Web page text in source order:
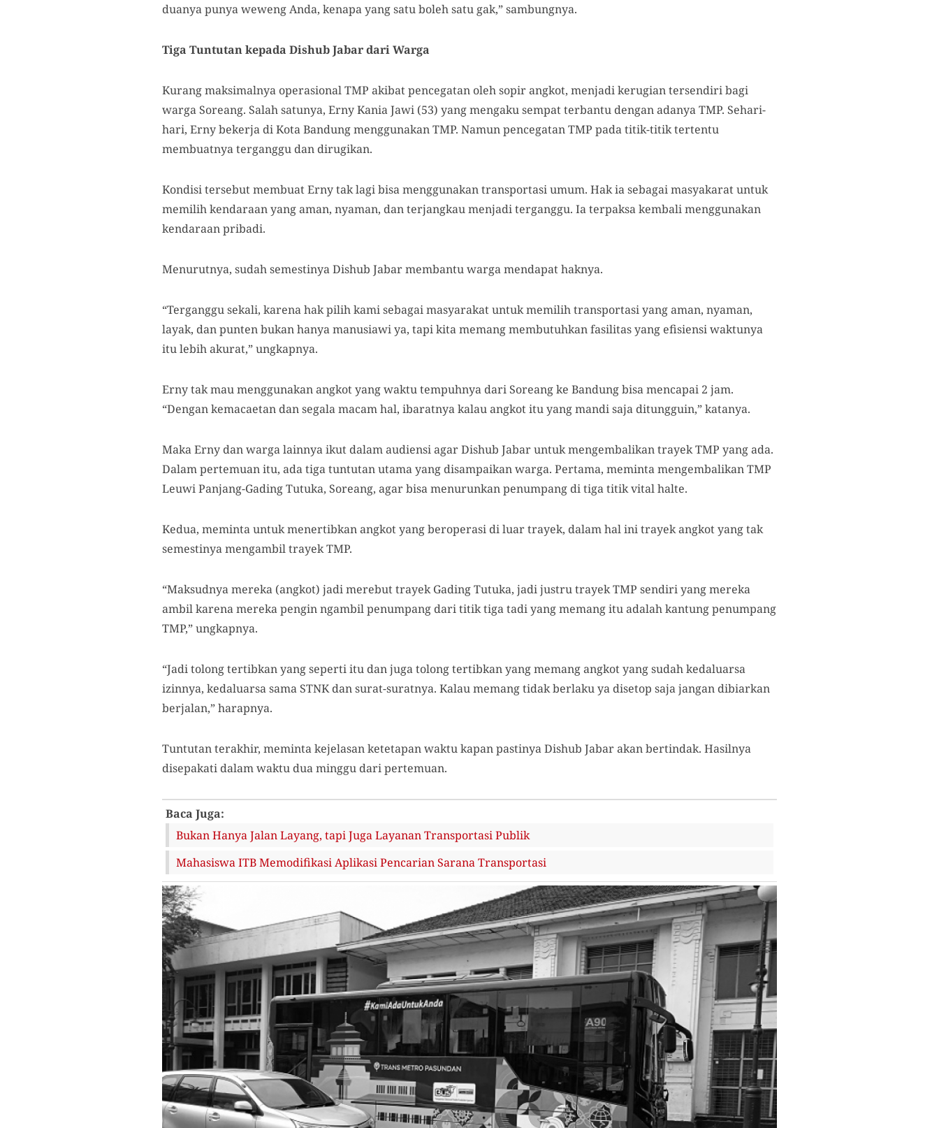
duanya punya weweng Anda, kenapa yang satu boleh satu gak,” sambungnya.
Tiga Tuntutan kepada Dishub Jabar dari Warga
Kurang maksimalnya operasional TMP akibat pencegatan oleh sopir angkot, menjadi kerugian tersendiri bagi
warga Soreang. Salah satunya, Erny Kania Jawi (53) yang mengaku sempat terbantu dengan adanya TMP. Sehari-
hari, Erny bekerja di Kota Bandung menggunakan TMP. Namun pencegatan TMP pada titik-titik tertentu
membuatnya terganggu dan dirugikan.
Kondisi tersebut membuat Erny tak lagi bisa menggunakan transportasi umum. Hak ia sebagai masyakarat untuk
memilih kendaraan yang aman, nyaman, dan terjangkau menjadi terganggu. Ia terpaksa kembali menggunakan
kendaraan pribadi.
Menurutnya, sudah semestinya Dishub Jabar membantu warga mendapat haknya.
“Terganggu sekali, karena hak pilih kami sebagai masyarakat untuk memilih transportasi yang aman, nyaman,
layak, dan punten bukan hanya manusiawi ya, tapi kita memang membutuhkan fasilitas yang efisiensi waktunya
itu lebih akurat,” ungkapnya.
Erny tak mau menggunakan angkot yang waktu tempuhnya dari Soreang ke Bandung bisa mencapai 2 jam.
“Dengan kemacaetan dan segala macam hal, ibaratnya kalau angkot itu yang mandi saja ditungguin,” katanya.
Maka Erny dan warga lainnya ikut dalam audiensi agar Dishub Jabar untuk mengembalikan trayek TMP yang ada.
Dalam pertemuan itu, ada tiga tuntutan utama yang disampaikan warga. Pertama, meminta mengembalikan TMP
Leuwi Panjang-Gading Tutuka, Soreang, agar bisa menurunkan penumpang di tiga titik vital halte.
Kedua, meminta untuk menertibkan angkot yang beroperasi di luar trayek, dalam hal ini trayek angkot yang tak
semestinya mengambil trayek TMP.
“Maksudnya mereka (angkot) jadi merebut trayek Gading Tutuka, jadi justru trayek TMP sendiri yang mereka
ambil karena mereka pengin ngambil penumpang dari titik tiga tadi yang memang itu adalah kantung penumpang
TMP,” ungkapnya.
“Jadi tolong tertibkan yang seperti itu dan juga tolong tertibkan yang memang angkot yang sudah kedaluarsa
izinnya, kedaluarsa sama STNK dan surat-suratnya. Kalau memang tidak berlaku ya disetop saja jangan dibiarkan
berjalan,” harapnya.
Tuntutan terakhir, meminta kejelasan ketetapan waktu kapan pastinya Dishub Jabar akan bertindak. Hasilnya
disepakati dalam waktu dua minggu dari pertemuan.
Baca Juga:
Bukan Hanya Jalan Layang, tapi Juga Layanan Transportasi Publik
Mahasiswa ITB Memodifikasi Aplikasi Pencarian Sarana Transportasi